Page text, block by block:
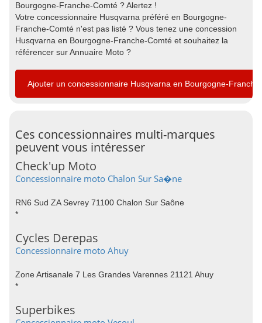
Bourgogne-Franche-Comté ? Alertez !
Votre concessionnaire Husqvarna préféré en Bourgogne-
Franche-Comté n'est pas listé ? Vous tenez une concession
Husqvarna en Bourgogne-Franche-Comté et souhaitez la
référencer sur Annuaire Moto ?
Ajouter un concessionnaire Husqvarna en Bourgogne-
Ces concessionnaires multi-marques
peuvent vous intéresser
Check'up Moto
Concessionnaire moto Chalon Sur Sa�ne
RN6 Sud ZA Sevrey 71100 Chalon Sur Saône
*
Cycles Derepas
Concessionnaire moto Ahuy
Zone Artisanale 7 Les Grandes Varennes 21121 Ahuy
*
Superbikes